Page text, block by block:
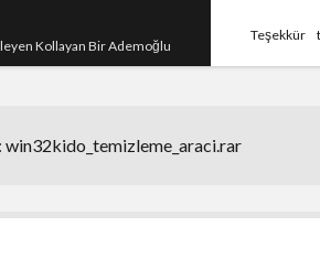
Kollayan Bir Ademoğlu
Teşekkür
win32kido_temizleme_araci.rar